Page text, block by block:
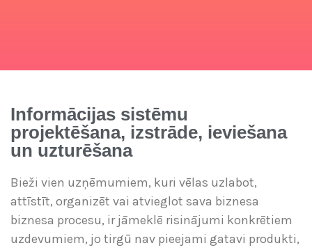
Informācijas sistēmu
projektēšana, izstrāde, ieviešana
un uzturēšana
Bieži vien uzņēmumiem, kuri vēlas uzlabot,
attīstīt, organizēt vai atvieglot sava biznesa
biznesa procesu, ir jāmeklē risinājumi konkrētiem
uzdevumiem, jo tirgū nav pieejami gatavi produkti,